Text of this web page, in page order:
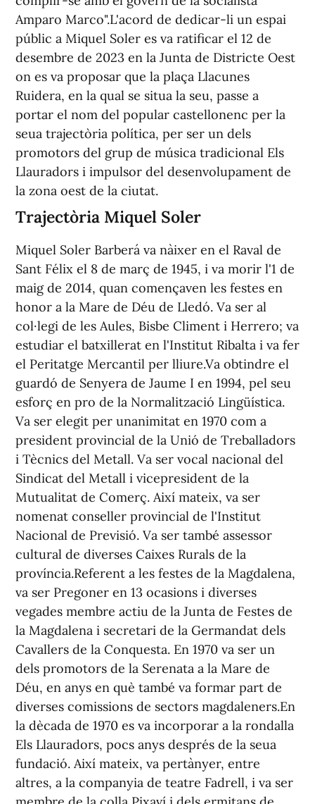
Amparo Marco".L'acord de dedicar-li un espai
públic a Miquel Soler es va ratificar el 12 de
desembre de 2023 en la Junta de Districte Oest
on es va proposar que la plaça Llacunes
Ruidera, en la qual se situa la seu, passe a
portar el nom del popular castellonenc per la
seua trajectòria política, per ser un dels
promotors del grup de música tradicional Els
Llauradors i impulsor del desenvolupament de
la zona oest de la ciutat.
Trajectòria Miquel Soler
Miquel Soler Barberá va nàixer en el Raval de
Sant Félix el 8 de març de 1945, i va morir l'1 de
maig de 2014, quan començaven les festes en
honor a la Mare de Déu de Lledó. Va ser al
col·legi de les Aules, Bisbe Climent i Herrero; va
estudiar el batxillerat en l'Institut Ribalta i va fer
el Peritatge Mercantil per lliure.Va obtindre el
guardó de Senyera de Jaume I en 1994, pel seu
esforç en pro de la Normalització Lingüística.
Va ser elegit per unanimitat en 1970 com a
president provincial de la Unió de Treballadors
i Tècnics del Metall. Va ser vocal nacional del
Sindicat del Metall i vicepresident de la
Mutualitat de Comerç. Així mateix, va ser
nomenat conseller provincial de l'Institut
Nacional de Previsió. Va ser també assessor
cultural de diverses Caixes Rurals de la
província.Referent a les festes de la Magdalena,
va ser Pregoner en 13 ocasions i diverses
vegades membre actiu de la Junta de Festes de
la Magdalena i secretari de la Germandat dels
Cavallers de la Conquesta. En 1970 va ser un
dels promotors de la Serenata a la Mare de
Déu, en anys en què també va formar part de
diverses comissions de sectors magdaleners.En
la dècada de 1970 es va incorporar a la rondalla
Els Llauradors, pocs anys després de la seua
fundació. Així mateix, va pertànyer, entre
altres, a la companyia de teatre Fadrell, i va ser